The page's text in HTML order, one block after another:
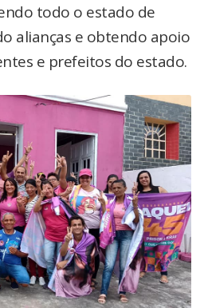
todo o estado de
alianças e obtendo apoio
e prefeitos do estado.